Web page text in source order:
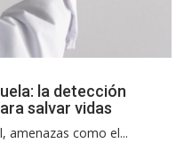
la detección
salvar vidas
amenazas como el...